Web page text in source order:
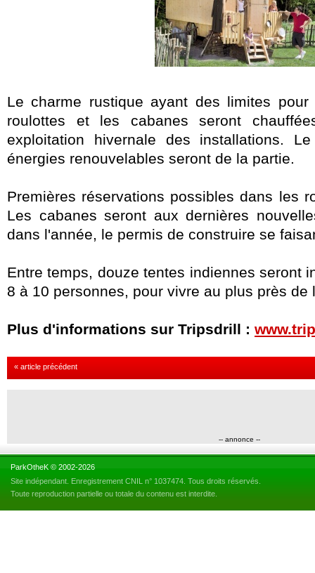
Le charme rustique ayant des limites pour
roulottes et les cabanes seront
exploitation hivernale des installations.
énergies renouvelables seront de la partie.
Premières réservations possibles dans les
Les cabanes seront aux dernières
dans l'année, le permis de construire se
Entre temps, douze tentes indiennes seront
8 à 10 personnes, pour vivre au plus près de
Plus d'informations sur Tripsdrill :
« article précédent
-- annonce --
ParkOtheK © 2002-2026
Site indépendant. Enregistrement CNIL n° 1037474. Tous droits réservés.
Toute reproduction partielle ou totale du contenu est interdite.